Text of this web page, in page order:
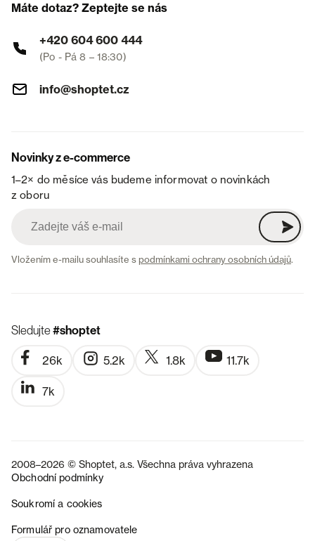
Máte dotaz? Zeptejte se nás
+420 604 600 444
(Po - Pá 8 – 18:30)
info@shoptet.cz
Novinky z e-commerce
1–2× do měsíce vás budeme informovat o novinkách
z oboru
Vložením e-mailu souhlasíte spodmínkami ochrany osobních údajů.
Sledujte#shoptet
26k 5.2k 1.8k 11.7k
7k
2008–2026 © Shoptet, a.s. Všechna práva vyhrazena
Obchodní podmínky
Soukromí a cookies
Formulář pro oznamovatele